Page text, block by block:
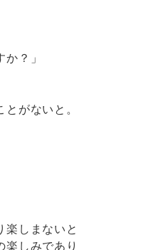
？」
がないと。
楽しまないと
楽しみであり